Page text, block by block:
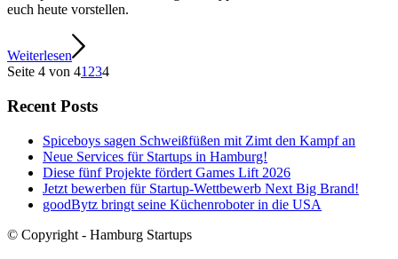
euch heute vorstellen.
Weiterlesen
Seite 4 von 41 234
Recent Posts
Spiceboys sagen Schweißfüßen mit Zimt den Kampf an
Neue Services für Startups in Hamburg!
Diese fünf Projekte fördert Games Lift 2026
Jetzt bewerben für Startup-Wettbewerb Next Big Brand!
goodBytz bringt seine Küchenroboter in die USA
© Copyright - Hamburg Startups